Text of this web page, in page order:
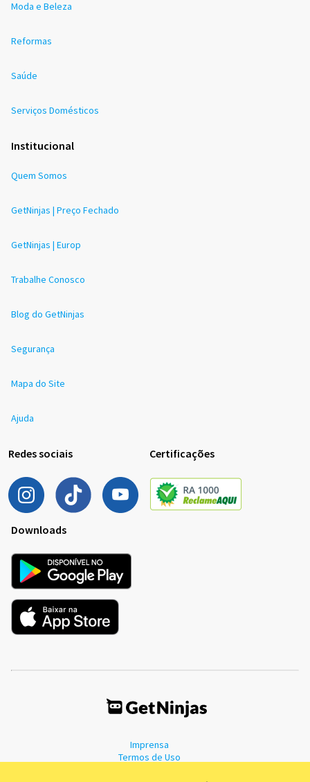
Moda e Beleza
Reformas
Saúde
Serviços Domésticos
Institucional
Quem Somos
GetNinjas | Preço Fechado
GetNinjas | Europ
Trabalhe Conosco
Blog do GetNinjas
Segurança
Mapa do Site
Ajuda
Redes sociais Certificações
Downloads
Imprensa
Termos de Uso